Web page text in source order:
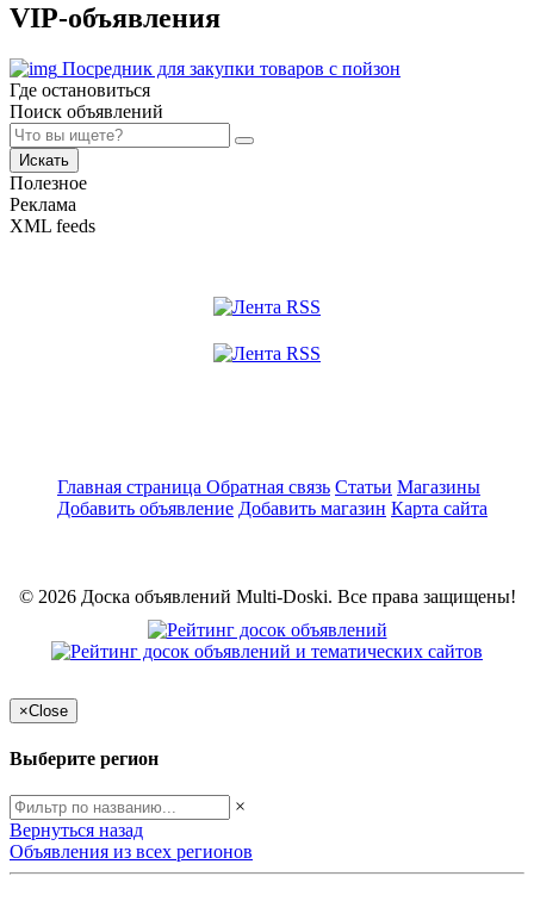
VIP-объявления
Посредник для закупки товаров с пойзон
Где остановиться
Поиск объявлений
Искать
Полезное
Реклама
XML feeds
Главная страница Обратная связь Статьи Магазины
Добавить объявление Добавить магазин Карта сайта
© 2026 Доска объявлений Multi-Doski. Все права защищены!
×Close
Выберите регион
×
Вернуться назад
Объявления из всех регионов